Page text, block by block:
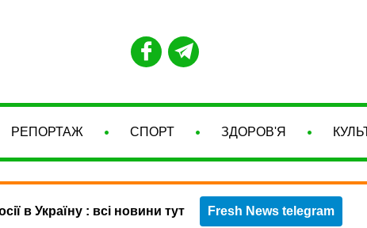
РЕПОРТАЖ СПОРТ ЗДОРОВ'Я
в Україну : всі новини тут Fresh News telegram